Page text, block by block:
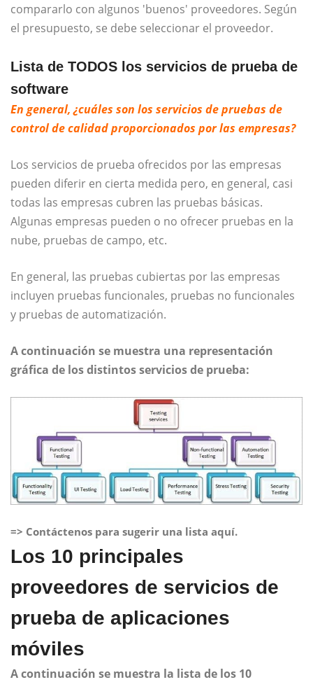
compararlo con algunos 'buenos' proveedores. Según
el presupuesto, se debe seleccionar el proveedor.
Lista de TODOS los servicios de prueba de
software
En general, ¿cuáles son los servicios de pruebas de
control de calidad proporcionados por las empresas?
Los servicios de prueba ofrecidos por las empresas
pueden diferir en cierta medida pero, en general, casi
todas las empresas cubren las pruebas básicas.
Algunas empresas pueden o no ofrecer pruebas en la
nube, pruebas de campo, etc.
En general, las pruebas cubiertas por las empresas
incluyen pruebas funcionales, pruebas no funcionales
y pruebas de automatización.
A continuación se muestra una representación
gráfica de los distintos servicios de prueba:
=> Contáctenos para sugerir una lista aquí.
Los 10 principales
proveedores de servicios de
prueba de aplicaciones
móviles
A continuación se muestra la lista de los 10